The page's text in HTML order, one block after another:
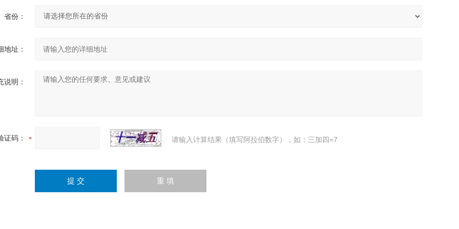
省份：
地址：
说明：
证码： 请输入计算结果（填写阿拉伯数字），如：三加四=7